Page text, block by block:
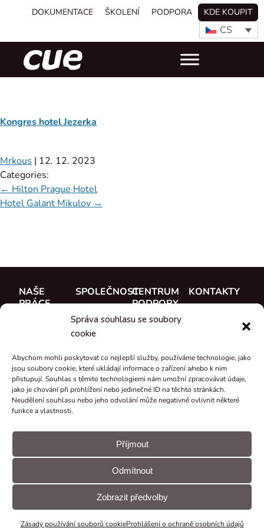
Správa souhlasu se soubory
cookie
Abychom mohli poskytovat co nejlepší služby, používáme technologie, jako
jsou soubory cookie, které ukládají informace o zařízení a/nebo k nim
přistupují. Souhlas s těmito technologiemi nám umožní zpracovávat údaje,
jako je chování při prohlížení nebo jedinečné ID na těchto stránkách.
Neudělení souhlasu nebo jeho odvolání může negativně ovlivnit některé
funkce a vlastnosti.
Příjmout
Odmítnout
Zobrazit předvolby
Zásady používání souborů cookieProhlášení o ochraně osobních údajů
DOKUMENTACE ŠKOLENÍ PODPORA KDE KOUPIT
CS
Kongres hotel Jezerka
Mrkous | 12. 12. 2023
Categories:
← Hilton Prague Hotel
Hotel Galant Mikulov →
NAŠE
PRÁCE
Reference
Co je nového
SPOLEČNOST
Seznamte se
Kariéra
Certifikáty a
prohlášení
a recyklace
Granty a
CENTRUM
PODPORY
Dokumentace
Podpora
KONTAKTY
© CUE, a.s.
Všechna práva
vyhrazena
Předvolby Prohlášení